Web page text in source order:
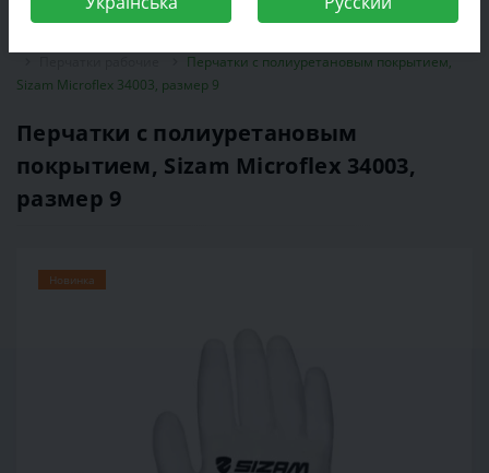
Перчатки с полиуретановым покрытием,
Sizam Microflex 34003, размер 9
Перчатки с полиуретановым
покрытием, Sizam Microflex 34003,
размер 9
Новинка